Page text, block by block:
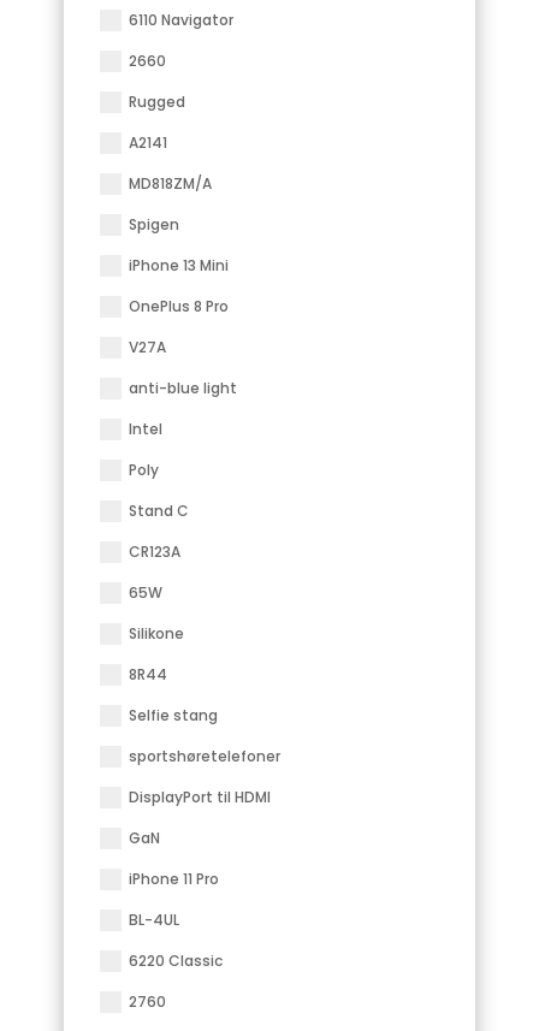
6110 Navigator
2660
Rugged
A2141
MD818ZM/A
Spigen
iPhone 13 Mini
OnePlus 8 Pro
V27A
anti-blue light
Intel
Poly
Stand C
CR123A
65W
Silikone
8R44
Selfie stang
sportshøretelefoner
DisplayPort til HDMI
GaN
iPhone 11 Pro
BL-4UL
6220 Classic
2760